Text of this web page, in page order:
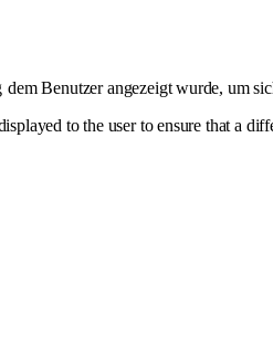
dem Benutzer angezeigt wurde, um
to the user to ensure that a